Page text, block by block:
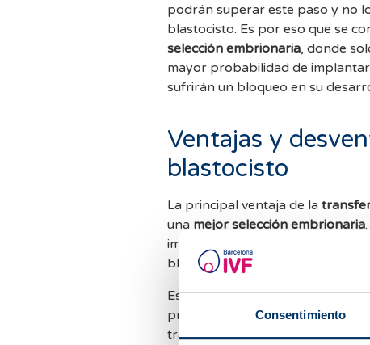
Consentimiento
podrán superar este paso y no
blastocisto. Es por eso que se
selección embrionaria, donde
mayor probabilidad de
sufrirán un bloqueo en su
Ventajas y
blastocisto
La principal ventaja de la
una mejor selección embrionaria
implantarse y dar lugar a una
blastocisto.
Esta selecciónpermite la
probabilidades de embarazo con
transferencia de dos embriones